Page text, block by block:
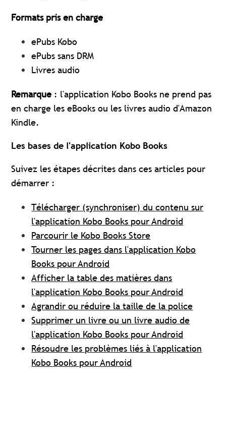
Formats pris en charge
ePubs Kobo
ePubs sans DRM
Livres audio
Remarque : l'application Kobo Books ne prend pas
en charge les eBooks ou les livres audio d'Amazon
Kindle.
Les bases de l'application Kobo Books
Suivez les étapes décrites dans ces articles pour
démarrer :
Télécharger (synchroniser) du contenu sur
l'application Kobo Books pour Android
Parcourir le Kobo Books Store
Tourner les pages dans l'application Kobo
Books pour Android
Afficher la table des matières dans
l'application Kobo Books pour Android
Agrandir ou réduire la taille de la police
Supprimer un livre ou un livre audio de
l'application Kobo Books pour Android
Résoudre les problèmes liés à l'application
Kobo Books pour Android